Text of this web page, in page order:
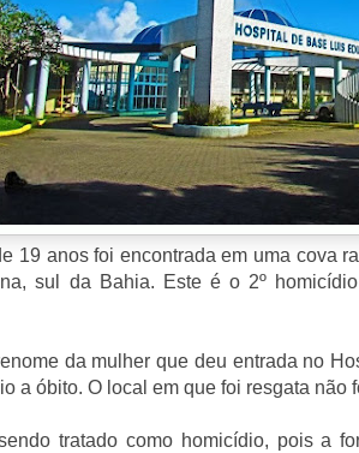
19 anos foi encontrada em uma cova
sul da Bahia. Este é o 2º
da mulher que deu entrada no
a óbito. O local em que foi resgata não
tratado como homicídio, pois a